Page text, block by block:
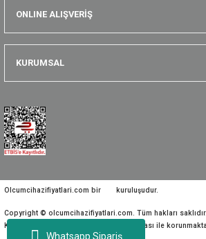
Whatsapp Sipariş
ONLINE ALIŞVERİŞ
KURUMSAL
Olcumcihazifiyatlari.com bir kuruluşudur.
Copyright © olcumcihazifiyatlari.com. Tüm hakları saklıdır.
Kredi kartı bilgileriniz 256bit SSL sertifikası ile